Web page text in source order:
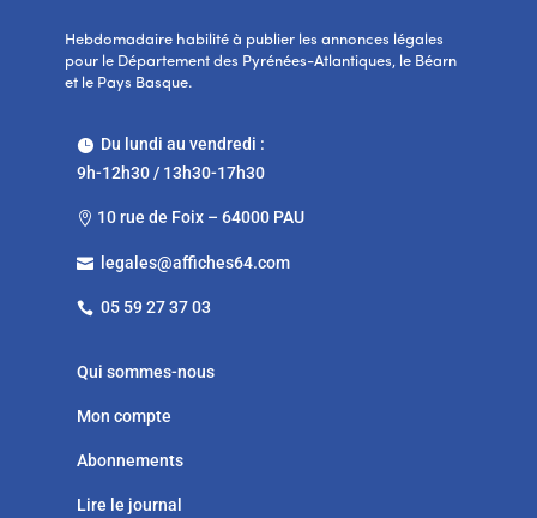
Hebdomadaire habilité à publier les annonces légales
pour le Département des Pyrénées-Atlantiques, le Béarn
et le Pays Basque.
Du lundi au vendredi :
9h-12h30 / 13h30-17h30
 10 rue de Foix – 64000 PAU
 legales@affiches64.com
 05 59 27 37 03
Qui sommes-nous
Mon compte
Abonnements
Lire le journal